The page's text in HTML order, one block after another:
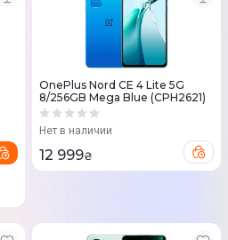
OnePlus Nord CE 4 Lite 5G
8/256GB Mega Blue (CPH2621)
Нет в наличии
12 999₴